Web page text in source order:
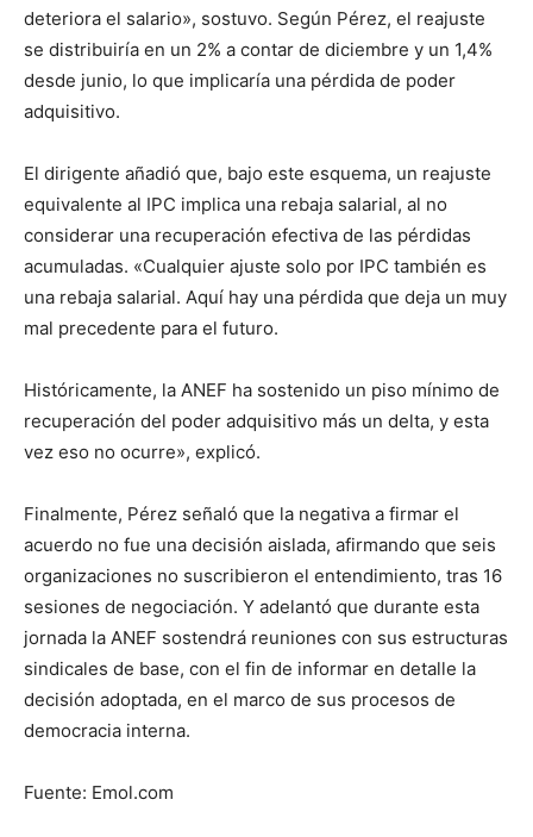
deteriora el salario», sostuvo. Según Pérez, el reajuste
se distribuiría en un 2% a contar de diciembre y un 1,4%
desde junio, lo que implicaría una pérdida de poder
adquisitivo.
El dirigente añadió que, bajo este esquema, un reajuste
equivalente al IPC implica una rebaja salarial, al no
considerar una recuperación efectiva de las pérdidas
acumuladas. «Cualquier ajuste solo por IPC también es
una rebaja salarial. Aquí hay una pérdida que deja un muy
mal precedente para el futuro.
Históricamente, la ANEF ha sostenido un piso mínimo de
recuperación del poder adquisitivo más un delta, y esta
vez eso no ocurre», explicó.
Finalmente, Pérez señaló que la negativa a firmar el
acuerdo no fue una decisión aislada, afirmando que seis
organizaciones no suscribieron el entendimiento, tras 16
sesiones de negociación. Y adelantó que durante esta
jornada la ANEF sostendrá reuniones con sus estructuras
sindicales de base, con el fin de informar en detalle la
decisión adoptada, en el marco de sus procesos de
democracia interna.
Fuente: Emol.com